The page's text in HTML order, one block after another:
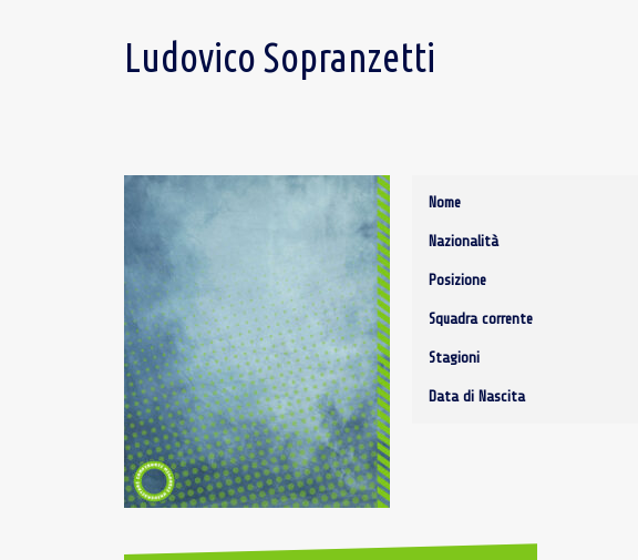
Ludovico Sopranzetti
Nome
Nazionalità
Posizione
Squadra corrente
Stagioni
Data di Nascita